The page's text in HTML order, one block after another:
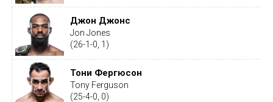
Джон Джонс
Jon Jones
(26-1-0, 1)
Тони Фергюсон
Tony Ferguson
(25-4-0, 0)